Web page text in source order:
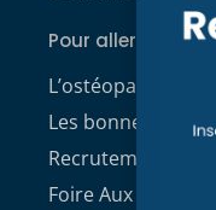
Pour aller plus
L’ostéopathie
Les bonnes
Recrutement
Foire Aux Questions